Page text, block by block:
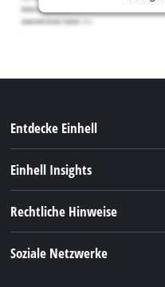
Entdecke Einhell
Akkusystem
Einhell Insights
Rechtliche Hinweise
Soziale Netzwerke